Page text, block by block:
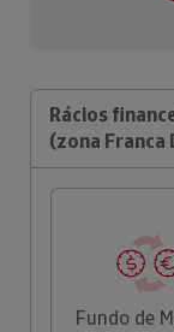
Rácios
(zona Franca
Fundo de